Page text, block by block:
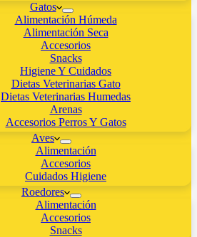
Gatos
Alimentación Húmeda
Alimentación Seca
Accesorios
Snacks
Higiene Y Cuidados
Dietas Veterinarias Gato
Dietas Veterinarias Humedas
Arenas
Accesorios Perros Y Gatos
Aves
Alimentación
Accesorios
Cuidados Higiene
Roedores
Alimentación
Accesorios
Snacks